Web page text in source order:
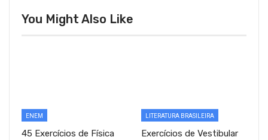
You Might Also Like
ENEM
45 Exercícios de Física
LITERATURA BRASILEIRA
Exercícios de Vestibular